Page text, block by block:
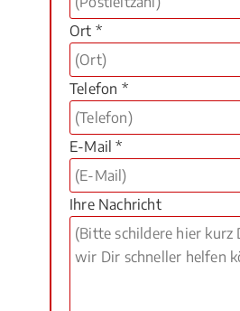
Ort *
Telefon *
E-Mail *
Ihre Nachricht